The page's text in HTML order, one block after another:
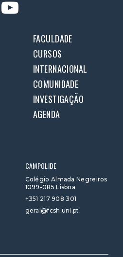
FACULDADE
CURSOS
INTERNACIONAL
COMUNIDADE
INVESTIGAÇÃO
AGENDA
CAMPOLIDE
Colégio Almada Negreiros
1099-085 Lisboa
+351 217 908 301
geral@fcsh.unl.pt